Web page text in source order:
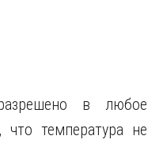
в любое
температура не